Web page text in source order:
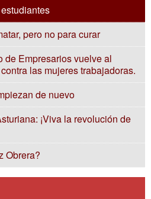
pero no para curar
de Empresarios vuelve al
las mujeres trabajadoras.
de nuevo
¡Viva la revolución de
Obrera?